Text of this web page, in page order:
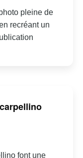
pleine de
recréant un
font une